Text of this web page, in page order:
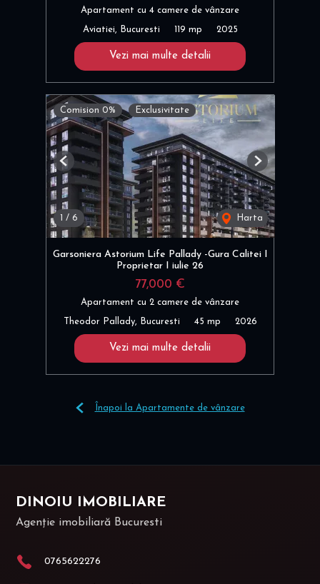
Apartament cu 4 camere de vânzare
Aviatiei, Bucuresti 119 mp 2025
Vezi mai multe detalii
Comision 0% Exclusivitate
1 / 6 Harta
Previous Next
Garsoniera Astorium Life Pallady -Gura Calitei I
Proprietar I iulie 26
77,000 €
Apartament cu 2 camere de vânzare
Theodor Pallady, Bucuresti 45 mp 2026
Vezi mai multe detalii
Înapoi la Apartamente de vânzare
DINOIU IMOBILIARE
Agenție imobiliară Bucuresti
0765622276